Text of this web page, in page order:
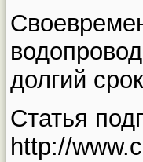
долгий
Статья
http://